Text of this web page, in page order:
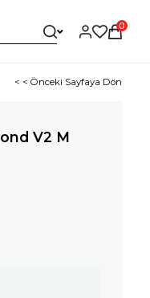
0
< < Önceki Sayfaya Dön
V2 M